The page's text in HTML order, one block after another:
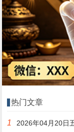
热门文章
1 2026年04月20日